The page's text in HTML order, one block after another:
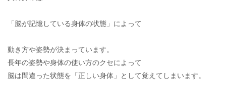
「脳が記憶している身体の状態」によって
動き方や姿勢が決まっています。
長年の姿勢や身体の使い方のクセによって
脳は間違った状態を「正しい身体」として覚えてしまいます。